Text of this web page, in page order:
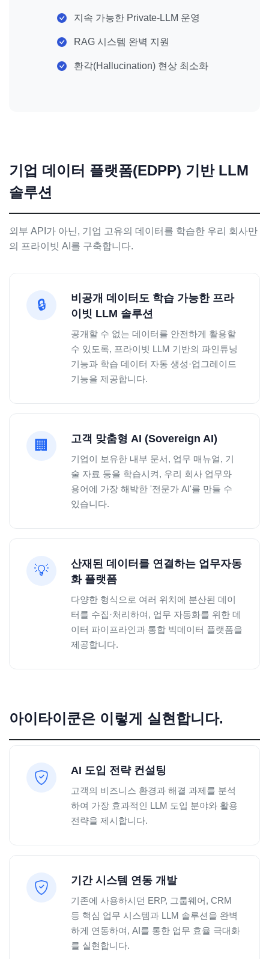
지속 가능한 Private-LLM 운영
RAG 시스템 완벽 지원
환각(Hallucination) 현상 최소화
기업 데이터 플랫폼(EDPP) 기반 LLM
솔루션
외부 API가 아닌, 기업 고유의 데이터를 학습한 우리 회사만
의 프라이빗 AI를 구축합니다.
🔒
비공개 데이터도 학습 가능한 프라
이빗 LLM 솔루션
공개할 수 없는 데이터를 안전하게 활용할
수 있도록, 프라이빗 LLM 기반의 파인튜닝
기능과 학습 데이터 자동 생성·업그레이드
기능을 제공합니다.
🏢 고객 맞춤형 AI (Sovereign AI)
기업이 보유한 내부 문서, 업무 매뉴얼, 기
술 자료 등을 학습시켜, 우리 회사 업무와
용어에 가장 해박한 '전문가 AI'를 만들 수
있습니다.
💡
산재된 데이터를 연결하는 업무자동
화 플랫폼
다양한 형식으로 여러 위치에 분산된 데이
터를 수집·처리하여, 업무 자동화를 위한 데
이터 파이프라인과 통합 빅데이터 플랫폼을
제공합니다.
아이타이쿤은 이렇게 실현합니다.
AI 도입 전략 컨설팅
고객의 비즈니스 환경과 해결 과제를 분석
하여 가장 효과적인 LLM 도입 분야와 활용
전략을 제시합니다.
기간 시스템 연동 개발
기존에 사용하시던 ERP, 그룹웨어, CRM
등 핵심 업무 시스템과 LLM 솔루션을 완벽
하게 연동하여, AI를 통한 업무 효율 극대화
를 실현합니다.